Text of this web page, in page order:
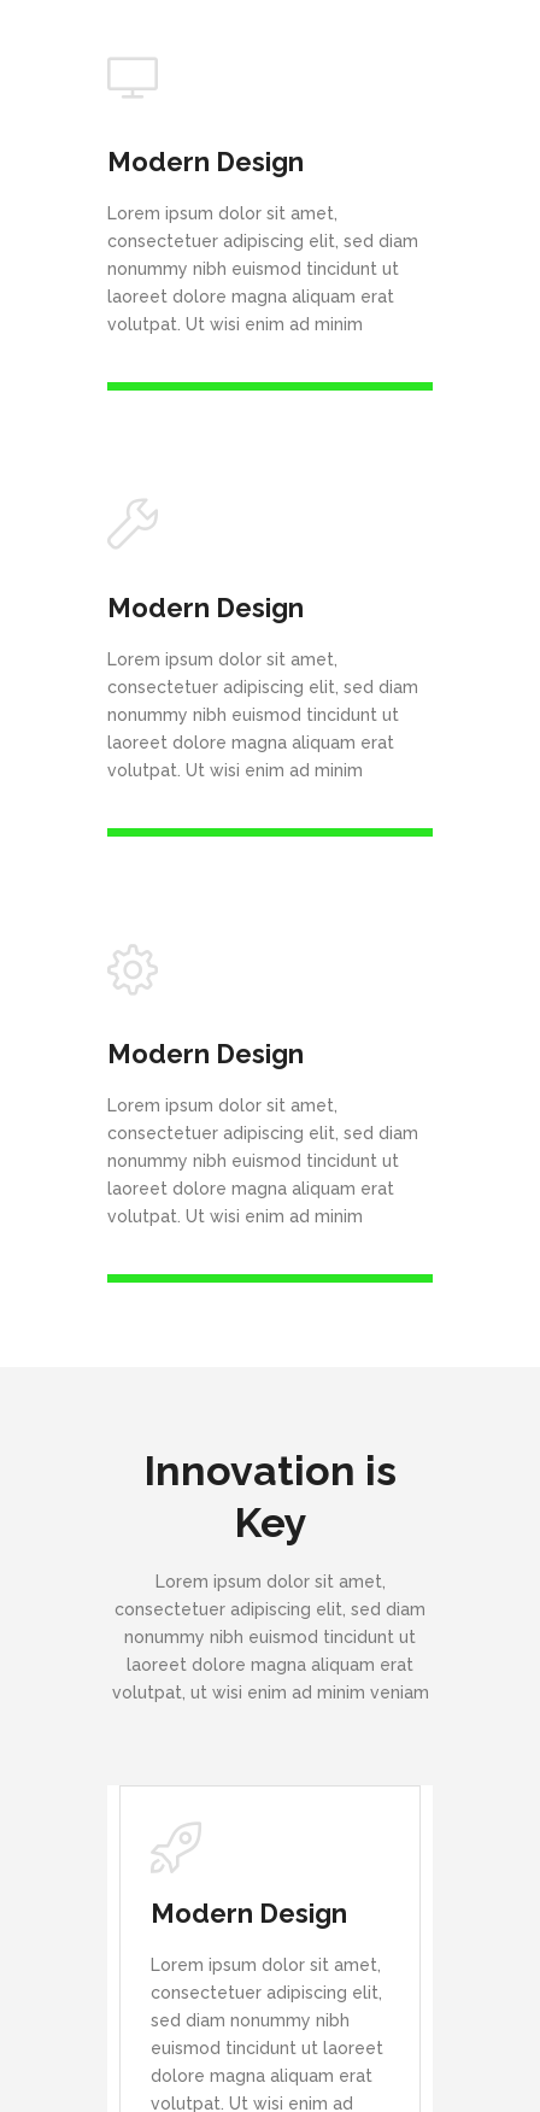
Modern Design
Lorem ipsum dolor sit amet,
consectetuer adipiscing elit, sed diam
nonummy nibh euismod tincidunt ut
laoreet dolore magna aliquam erat
volutpat. Ut wisi enim ad minim
Modern Design
Lorem ipsum dolor sit amet,
consectetuer adipiscing elit, sed diam
nonummy nibh euismod tincidunt ut
laoreet dolore magna aliquam erat
volutpat. Ut wisi enim ad minim
Modern Design
Lorem ipsum dolor sit amet,
consectetuer adipiscing elit, sed diam
nonummy nibh euismod tincidunt ut
laoreet dolore magna aliquam erat
volutpat. Ut wisi enim ad minim
Innovation is
Key
Lorem ipsum dolor sit amet,
consectetuer adipiscing elit, sed diam
nonummy nibh euismod tincidunt ut
laoreet dolore magna aliquam erat
volutpat, ut wisi enim ad minim veniam
Modern Design
Lorem ipsum dolor sit amet,
consectetuer adipiscing elit,
sed diam nonummy nibh
euismod tincidunt ut laoreet
dolore magna aliquam erat
volutpat. Ut wisi enim ad